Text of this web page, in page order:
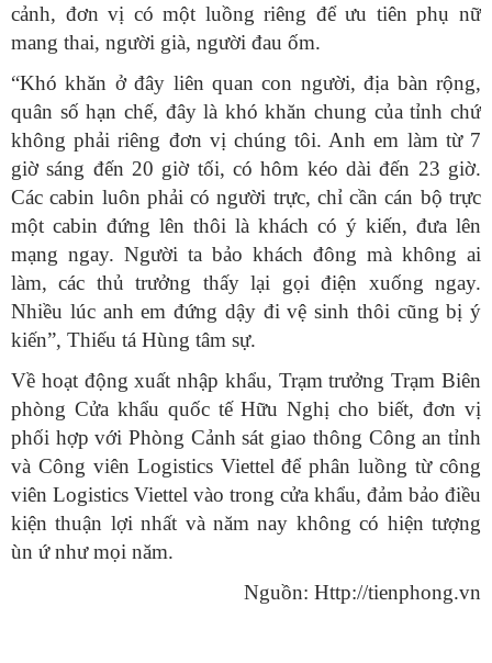
cảnh, đơn vị có một luồng riêng để ưu tiên phụ nữ
mang thai, người già, người đau ốm.
“Khó khăn ở đây liên quan con người, địa bàn rộng,
quân số hạn chế, đây là khó khăn chung của tỉnh chứ
không phải riêng đơn vị chúng tôi. Anh em làm từ 7
giờ sáng đến 20 giờ tối, có hôm kéo dài đến 23 giờ.
Các cabin luôn phải có người trực, chỉ cần cán bộ trực
một cabin đứng lên thôi là khách có ý kiến, đưa lên
mạng ngay. Người ta bảo khách đông mà không ai
làm, các thủ trưởng thấy lại gọi điện xuống ngay.
Nhiều lúc anh em đứng dậy đi vệ sinh thôi cũng bị ý
kiến”, Thiếu tá Hùng tâm sự.
Về hoạt động xuất nhập khẩu, Trạm trưởng Trạm Biên
phòng Cửa khẩu quốc tế Hữu Nghị cho biết, đơn vị
phối hợp với Phòng Cảnh sát giao thông Công an tỉnh
và Công viên Logistics Viettel để phân luồng từ công
viên Logistics Viettel vào trong cửa khẩu, đảm bảo điều
kiện thuận lợi nhất và năm nay không có hiện tượng
ùn ứ như mọi năm.
Nguồn: Http://tienphong.vn